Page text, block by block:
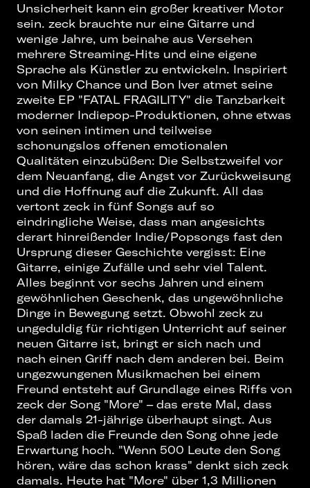
Unsicherheit kann ein großer kreativer Motor
sein. zeck brauchte nur eine Gitarre und
wenige Jahre, um beinahe aus Versehen
mehrere Streaming-Hits und eine eigene
Sprache als Künstler zu entwickeln. Inspiriert
von Milky Chance und Bon Iver atmet seine
zweite EP "FATAL FRAGILITY" die Tanzbarkeit
moderner Indiepop-Produktionen, ohne etwas
von seinen intimen und teilweise
schonungslos offenen emotionalen
Qualitäten einzubüßen: Die Selbstzweifel vor
dem Neuanfang, die Angst vor Zurückweisung
und die Hoffnung auf die Zukunft. All das
vertont zeck in fünf Songs auf so
eindringliche Weise, dass man angesichts
derart hinreißender Indie/Popsongs fast den
Ursprung dieser Geschichte vergisst: Eine
Gitarre, einige Zufälle und sehr viel Talent.
Alles beginnt vor sechs Jahren und einem
gewöhnlichen Geschenk, das ungewöhnliche
Dinge in Bewegung setzt. Obwohl zeck zu
ungeduldig für richtigen Unterricht auf seiner
neuen Gitarre ist, bringt er sich nach und
nach einen Griff nach dem anderen bei. Beim
ungezwungenen Musikmachen bei einem
Freund entsteht auf Grundlage eines Riffs von
zeck der Song "More" – das erste Mal, dass
der damals 21-jährige überhaupt singt. Aus
Spaß laden die Freunde den Song ohne jede
Erwartung hoch. "Wenn 500 Leute den Song
hören, wäre das schon krass" denkt sich zeck
damals. Heute hat "More" über 1,3 Millionen